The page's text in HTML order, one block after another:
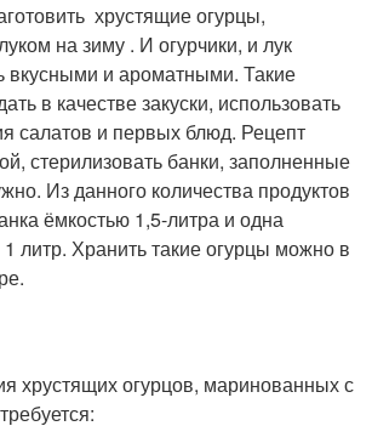
хрустящие огурцы,
на зиму . И огурчики, и лук
вкусными и ароматными. Такие
в качестве закуски, использовать
салатов и первых блюд. Рецепт
стерилизовать банки, заполненные
Из данного количества продуктов
ёмкостью 1,5-литра и одна
литр. Хранить такие огурцы можно в
хрустящих огурцов, маринованных с